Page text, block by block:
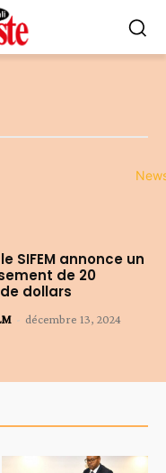
SIFEM annonce un
de 20
dollars
- décembre 13, 2024